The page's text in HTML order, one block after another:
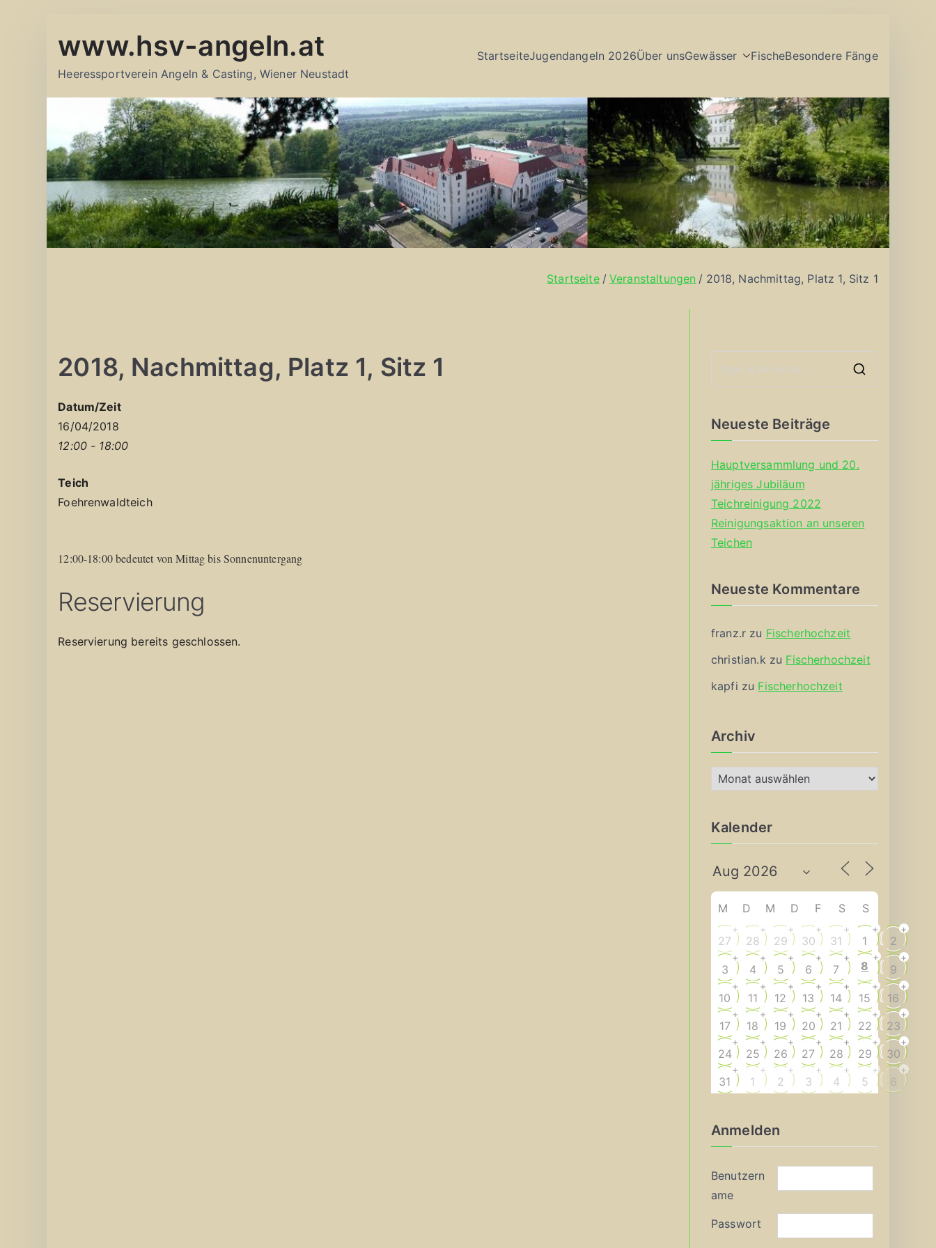
Inhalt
www.hsv-angeln.at
Heeressportverein Angeln & Casting, Wiener Neustadt
StartseiteJugendangeln 2026Über unsGewässer FischeBesondere Fänge
Startseite Veranstaltungen 2018, Nachmittag, Platz 1, Sitz 1
2018, Nachmittag, Platz 1, Sitz 1
Datum/Zeit
16/04/2018
12:00 - 18:00
Teich
Foehrenwaldteich
12:00-18:00 bedeutet von Mittag bis Sonnenuntergang
Reservierung
Reservierung bereits geschlossen.
Neueste Beiträge
Hauptversammlung und 20.
jähriges Jubiläum
Teichreinigung 2022
Reinigungsaktion an unseren
Teichen
Neueste Kommentare
franz.r zu Fischerhochzeit
christian.k zu Fischerhochzeit
kapfi zu Fischerhochzeit
Archiv
r
h
v
Kalender
M D M D F S S
27
+
28
+
29
+
30
+
31
+
1
+
2
+
3
+
4
+
5
+
6
+
7
+
8
+
9
+
10
+
11
+
12
+
13
+
14
+
15
+
16
+
17
+
18
+
19
+
20
+
21
+
22
+
23
+
24
+
25
+
26
+
27
+
28
+
29
+
30
+
31
+
1
+
2
+
3
+
4
+
5
+
6
+
Anmelden
Benutzern
ame
Passwort